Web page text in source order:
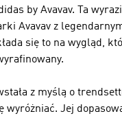
by Avavav. Ta
Avavav z
się to na wygląd,
z myślą o
wyróżniać. Jej